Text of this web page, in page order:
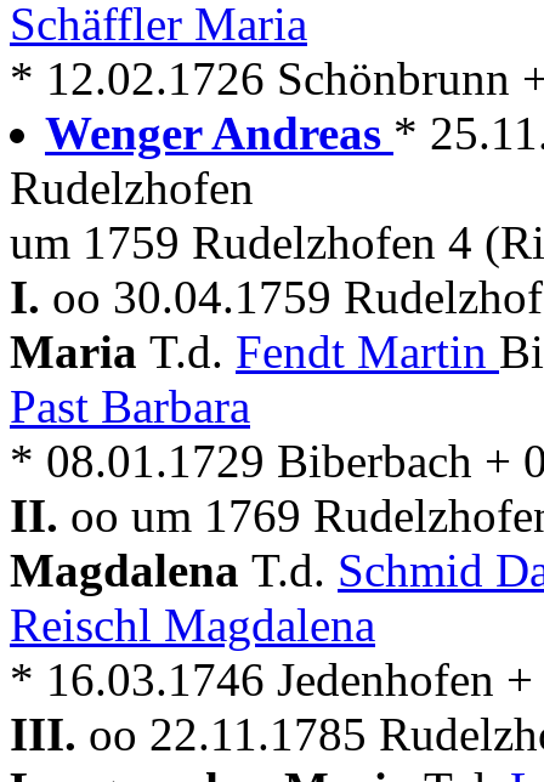
Schäffler Maria
* 12.02.1726 Schönbrunn
Wenger Andreas *
Rudelzhofen
um 1759 Rudelzhofen 4
I. oo 30.04.1759
Maria T.d. Fendt Martin
Past Barbara
* 08.01.1729 Biberbach +
II. oo um 1769
Magdalena T.d. Schmid
Reischl Magdalena
* 16.03.1746 Jedenhofen
III. oo 22.11.1785